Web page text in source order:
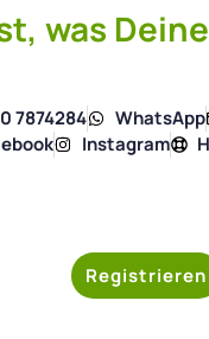
was
7874284 WhatsApp
Instagram
Registrieren